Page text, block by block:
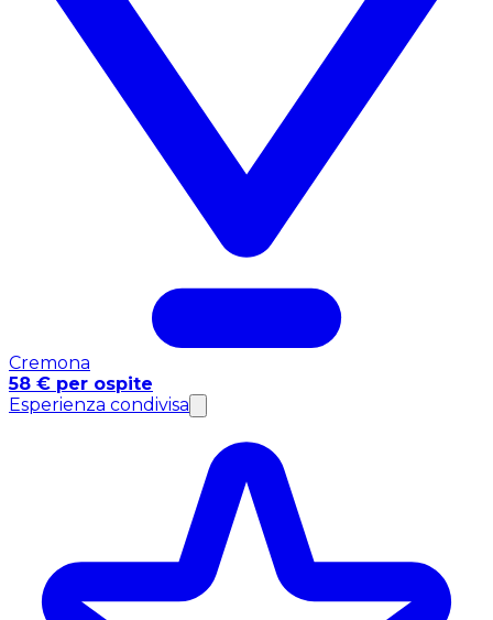
Cremona
58 € per ospite
Esperienza condivisa